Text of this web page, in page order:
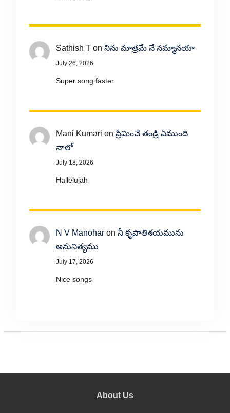
Sathish Ton నిను మాత్రమే నే నమ్మానయా
July 26, 2026
Super song faster
Mani Kumari onప్రేమించే తండ్రి ఏముంది
నాలో
July 18, 2026
Hallelujah
N V Manoharon నీ కృపాతిశయమును
అనునిత్యము
July 17, 2026
Nice songs
About Us